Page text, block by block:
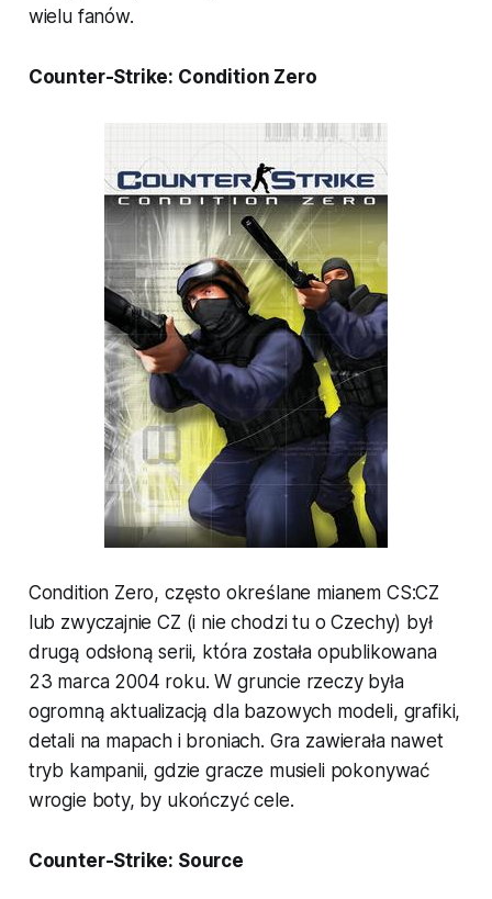
wielu fanów.
Counter-Strike: Condition Zero
Condition Zero, często określane mianem CS:CZ
lub zwyczajnie CZ (i nie chodzi tu o Czechy) był
drugą odsłoną serii, która została opublikowana
23 marca 2004 roku. W gruncie rzeczy była
ogromną aktualizacją dla bazowych modeli, grafiki,
detali na mapach i broniach. Gra zawierała nawet
tryb kampanii, gdzie gracze musieli pokonywać
wrogie boty, by ukończyć cele.
Counter-Strike: Source